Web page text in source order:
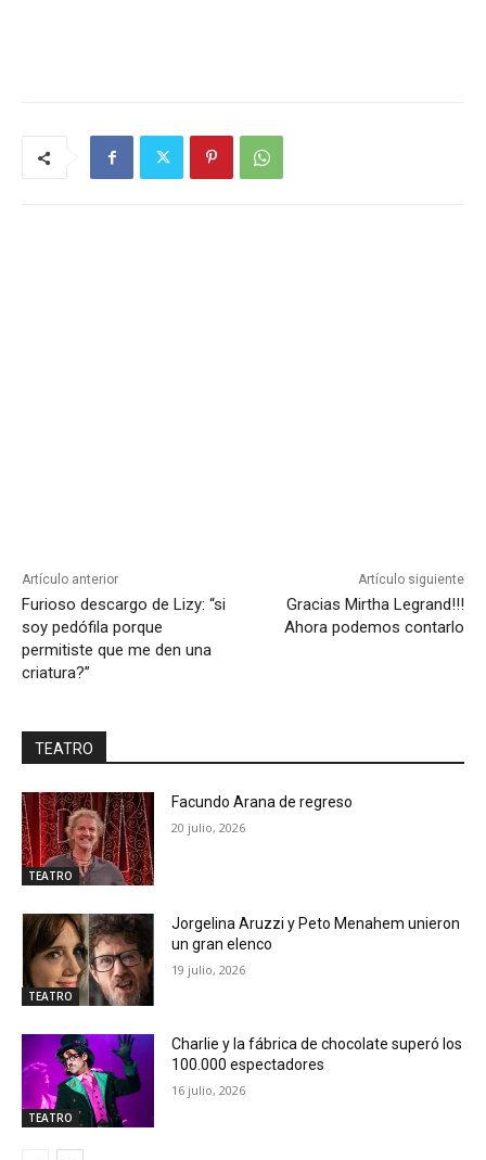
Artículo anterior
Furioso descargo de Lizy: “si
soy pedófila porque
permitiste que me den una
criatura?”
Artículo siguiente
Gracias Mirtha Legrand!!!
Ahora podemos contarlo
TEATRO
TEATRO
Facundo Arana de regreso
20 julio, 2026
TEATRO
Jorgelina Aruzzi y Peto Menahem unieron
un gran elenco
19 julio, 2026
TEATRO
Charlie y la fábrica de chocolate superó los
100.000 espectadores
16 julio, 2026